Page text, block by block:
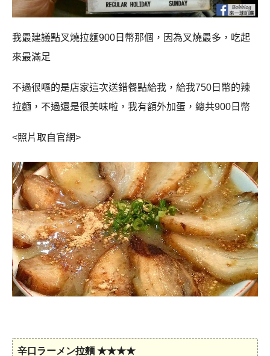
我最建議點叉燒拉麵900日幣那個，因為叉燒最多，吃起
來最滿足
不過很嘔的是店家這次送錯餐點給我，給我750日幣的辣
拉麵，不過還是很美味啦，我有額外加蛋，總共900日幣
<照片取自官網>
辛口ラーメン拉麵 ★★★★